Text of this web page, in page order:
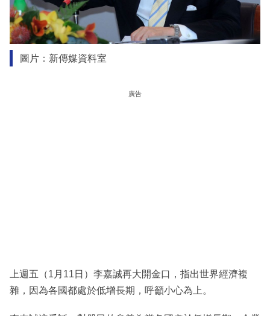
圖片：新傳媒資料室
廣告
上週五（1月11日）李嘉誠再大開金口，指出世界經濟複
雜，因為各國都處於低增長期，呼籲小心為上。